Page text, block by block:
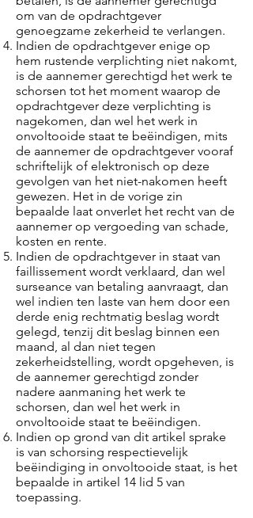
om van de opdrachtgever
genoegzame zekerheid te verlangen.
Indien de opdrachtgever enige op
hem rustende verplichting niet nakomt,
is de aannemer gerechtigd het werk te
schorsen tot het moment waarop de
opdrachtgever deze verplichting is
nagekomen, dan wel het werk in
onvoltooide staat te beëindigen, mits
de aannemer de opdrachtgever vooraf
schriftelijk of elektronisch op deze
gevolgen van het niet-nakomen heeft
gewezen. Het in de vorige zin
bepaalde laat onverlet het recht van de
aannemer op vergoeding van schade,
kosten en rente.
Indien de opdrachtgever in staat van
faillissement wordt verklaard, dan wel
surseance van betaling aanvraagt, dan
wel indien ten laste van hem door een
derde enig rechtmatig beslag wordt
gelegd, tenzij dit beslag binnen een
maand, al dan niet tegen
zekerheidstelling, wordt opgeheven, is
de aannemer gerechtigd zonder
nadere aanmaning het werk te
schorsen, dan wel het werk in
onvoltooide staat te beëindigen.
Indien op grond van dit artikel sprake
is van schorsing respectievelijk
beëindiging in onvoltooide staat, is het
bepaalde in artikel 14 lid 5 van
toepassing.